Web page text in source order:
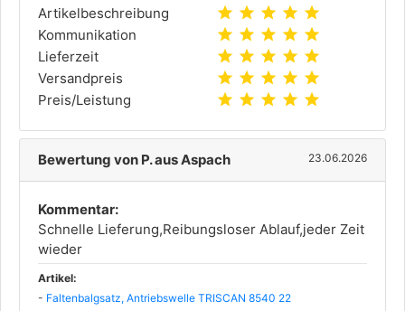
Artikelbeschreibung star star star star star
Kommunikation star star star star star
Lieferzeit star star star star star
Versandpreis star star star star star
Preis/Leistung star star star star star
Bewertung von P. aus Aspach 23.06.2026
Kommentar:
Schnelle Lieferung,Reibungsloser Ablauf,jeder Zeit
wieder
Artikel:
- Faltenbalgsatz, Antriebswelle TRISCAN 8540 22